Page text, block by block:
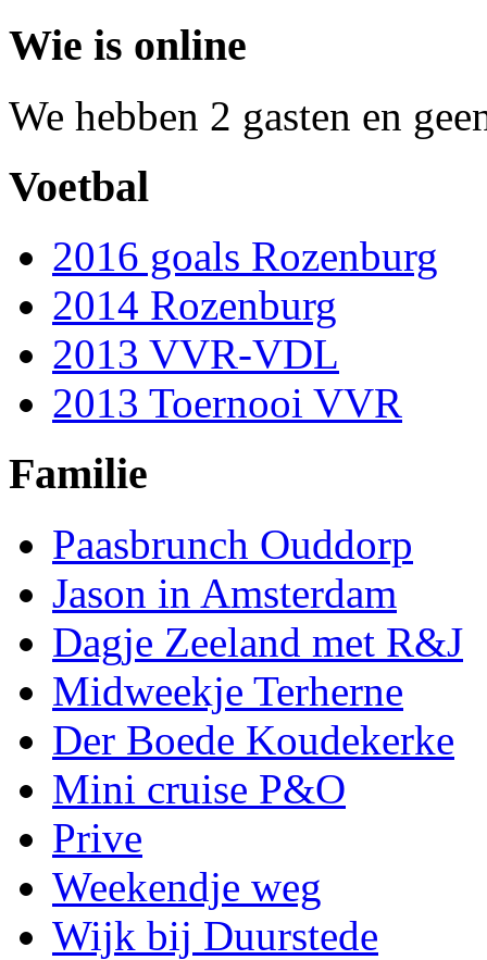
Wie is online
We hebben 2 gasten en
Voetbal
2016 goals Rozenburg
2014 Rozenburg
2013 VVR-VDL
2013 Toernooi VVR
Familie
Paasbrunch Ouddorp
Jason in Amsterdam
Dagje Zeeland met R&J
Midweekje Terherne
Der Boede Koudekerke
Mini cruise P&O
Prive
Weekendje weg
Wijk bij Duurstede